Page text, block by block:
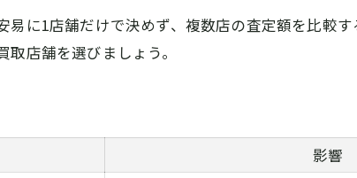
ホ買取のメリットとは
メリットとデメリット
マホ買取方法の選び方
に1店舗だけで決めず、複数店の査定額を比較
店舗を選びましょう。
影響